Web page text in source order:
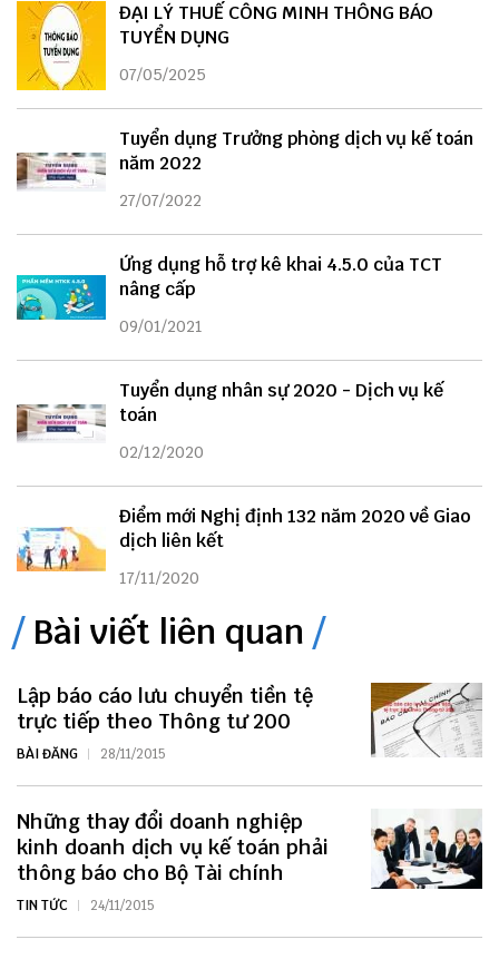
ĐẠI LÝ THUẾ CÔNG MINH THÔNG BÁO
TUYỂN DỤNG
07/05/2025
Tuyển dụng Trưởng phòng dịch vụ kế toán
năm 2022
27/07/2022
Ứng dụng hỗ trợ kê khai 4.5.0 của TCT
nâng cấp
09/01/2021
Tuyển dụng nhân sự 2020 - Dịch vụ kế
toán
02/12/2020
Điểm mới Nghị định 132 năm 2020 về Giao
dịch liên kết
17/11/2020
Bài viết liên quan
Lập báo cáo lưu chuyển tiền tệ
trực tiếp theo Thông tư 200
BÀI ĐĂNG 28/11/2015
Những thay đổi doanh nghiệp
kinh doanh dịch vụ kế toán phải
thông báo cho Bộ Tài chính
TIN TỨC 24/11/2015